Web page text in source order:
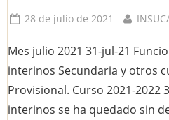
Posted
28 de julio de 2021 By
Mes julio 2021 31-jul-21
interinos Secundaria y otros
Provisional. Curso 2021-2022
interinos se ha quedado sin